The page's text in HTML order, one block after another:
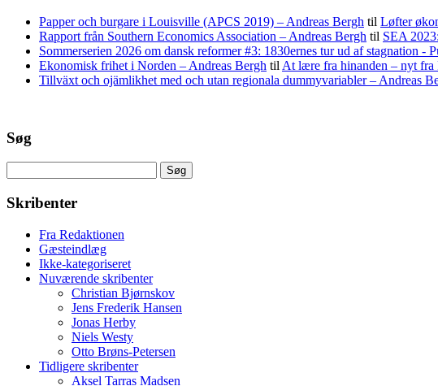
Papper och burgare i Louisville (APCS 2019) – Andreas Bergh til Løfter
Rapport från Southern Economics Association – Andreas Bergh til SEA
Sommerserien 2026 om dansk reformer #3: 1830ernes tur ud af stagnation -
Ekonomisk frihet i Norden – Andreas Bergh til At lære fra hinanden – nyt fra
Tillväxt och ojämlikhet med och utan regionala dummyvariabler – Andreas
Søg
efter:
Skribenter
Fra Redaktionen
Gæsteindlæg
Ikke-kategoriseret
Nuværende skribenter
Christian Bjørnskov
Jens Frederik Hansen
Jonas Herby
Niels Westy
Otto Brøns-Petersen
Tidligere skribenter
Aksel Tarras Madsen